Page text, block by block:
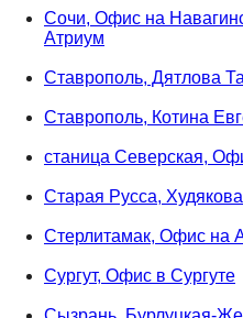
Сочи, Офис на
Атриум
Ставрополь, Дятлова
Ставрополь, Котина
станица Северская,
Старая Русса,
Стерлитамак, Офис на
Сургут, Офис в Сургуте